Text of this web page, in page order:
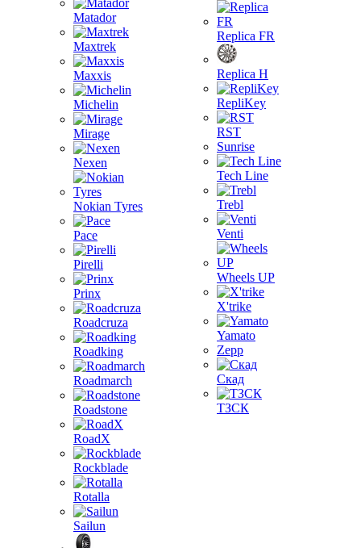
Matador
Maxtrek
Maxxis
Michelin
Mirage
Nexen
Nokian Tyres
Pace
Pirelli
Prinx
Roadcruza
Roadking
Roadmarch
Roadstone
RoadX
Rockblade
Rotalla
Sailun
Replica FR
Replica H
RepliKey
RST
Sunrise
Tech Line
Trebl
Venti
Wheels UP
X'trike
Yamato
Zepp
Скад
ТЗСК